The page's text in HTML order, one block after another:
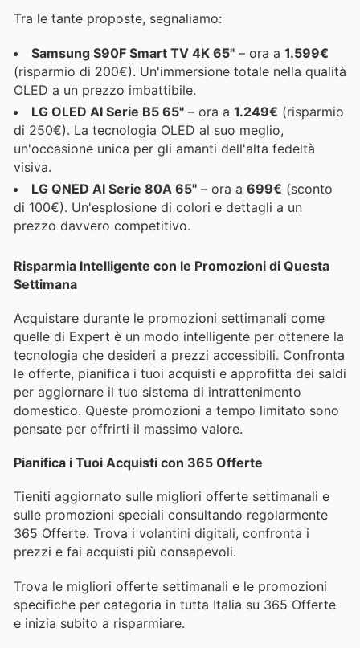
Tra le tante proposte, segnaliamo:
Samsung S90F Smart TV 4K 65" – ora a 1.599€
(risparmio di 200€). Un'immersione totale nella qualità
OLED a un prezzo imbattibile.
LG OLED AI Serie B5 65" – ora a 1.249€ (risparmio
di 250€). La tecnologia OLED al suo meglio,
un'occasione unica per gli amanti dell'alta fedeltà
visiva.
LG QNED AI Serie 80A 65" – ora a 699€ (sconto
di 100€). Un'esplosione di colori e dettagli a un
prezzo davvero competitivo.
Risparmia Intelligente con le Promozioni di Questa
Settimana
Acquistare durante le promozioni settimanali come
quelle di Expert è un modo intelligente per ottenere la
tecnologia che desideri a prezzi accessibili. Confronta
le offerte, pianifica i tuoi acquisti e approfitta dei saldi
per aggiornare il tuo sistema di intrattenimento
domestico. Queste promozioni a tempo limitato sono
pensate per offrirti il massimo valore.
Pianifica i Tuoi Acquisti con 365 Offerte
Tieniti aggiornato sulle migliori offerte settimanali e
sulle promozioni speciali consultando regolarmente
365 Offerte. Trova i volantini digitali, confronta i
prezzi e fai acquisti più consapevoli.
Trova le migliori offerte settimanali e le promozioni
specifiche per categoria in tutta Italia su 365 Offerte
e inizia subito a risparmiare.